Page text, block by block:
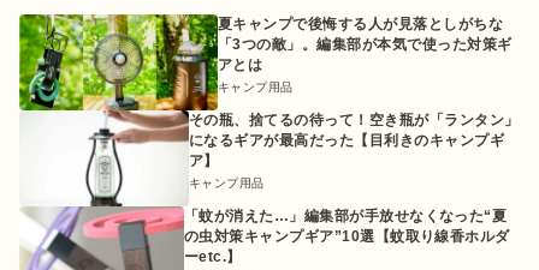
夏キャンプで後悔する人が見落としがちな
「3つの敵」。編集部が本気で使った対策ギ
アとは
キャンプ用品
その瓶、捨てるの待って！空き瓶が「ランタン」
になるギアが最高だった【目利きのキャンプギ
ア】
キャンプ用品
「蚊が消えた…」編集部が手放せなくなった“夏
の虫対策キャンプギア”10選【蚊取り線香ホルダ
ーetc.】